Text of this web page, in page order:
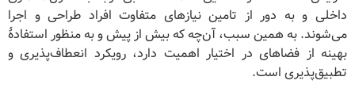
داخلی و به دور از تامین نیازهای متفاوت افراد طراحی و اجرا
می‌شوند. به همین سبب، آن‌چه که بیش از پیش و به منظور استفادۀ
بهینه از فضاهای در اختیار اهمیت دارد، رویکرد انعطاف‌پذیری و
تطبیق‌پذیری است.